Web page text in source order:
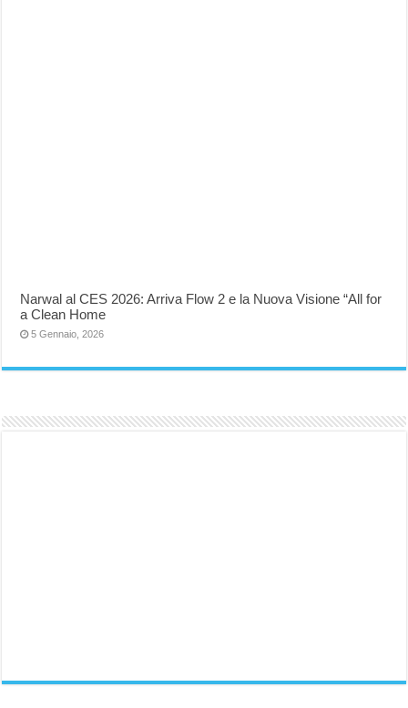
Narwal al CES 2026: Arriva Flow 2 e la Nuova Visione “All for
a Clean Home
5 Gennaio, 2026